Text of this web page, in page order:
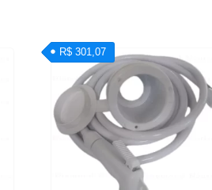
R$ 301,07